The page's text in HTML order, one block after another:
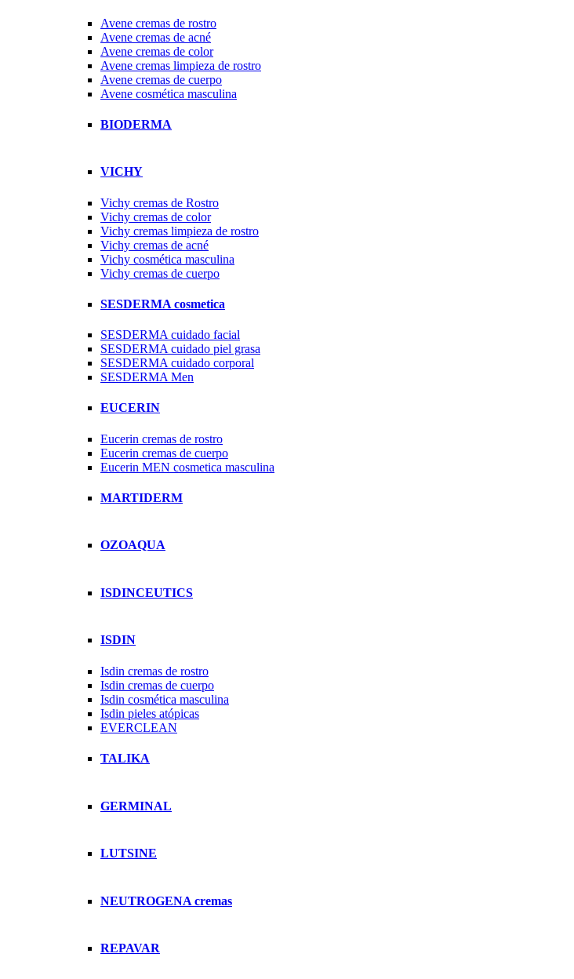
Avene cremas de rostro
Avene cremas de acné
Avene cremas de color
Avene cremas limpieza de rostro
Avene cremas de cuerpo
Avene cosmética masculina
BIODERMA
VICHY
Vichy cremas de Rostro
Vichy cremas de color
Vichy cremas limpieza de rostro
Vichy cremas de acné
Vichy cosmética masculina
Vichy cremas de cuerpo
SESDERMA cosmetica
SESDERMA cuidado facial
SESDERMA cuidado piel grasa
SESDERMA cuidado corporal
SESDERMA Men
EUCERIN
Eucerin cremas de rostro
Eucerin cremas de cuerpo
Eucerin MEN cosmetica masculina
MARTIDERM
OZOAQUA
ISDINCEUTICS
ISDIN
Isdin cremas de rostro
Isdin cremas de cuerpo
Isdin cosmética masculina
Isdin pieles atópicas
EVERCLEAN
TALIKA
GERMINAL
LUTSINE
NEUTROGENA cremas
REPAVAR